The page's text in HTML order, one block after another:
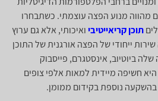
מהווה מנוע הפצה עוצמתי. כשתבחרו
תוכן קריאייטיביואיכותי, אלא גם ערוץ
ייחודי של הפצה אורגנית של התוכן
ביוטיוב, אינסטגרם, פייסבוק
חשיפה מיידית למאות אלפי צופים
בהשקעה נוספת בקידום ממומן.